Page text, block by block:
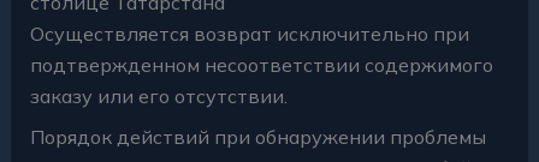
Осуществляется возврат исключительно при
подтвержденном несоответствии содержимого
заказу или его отсутствии.
Порядок действий при обнаружении проблемы